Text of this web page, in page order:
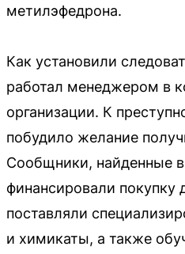
метилэфедрона.
Как установили
работал менеджером в
организации. К
побудило желание
Сообщники, найденные в
финансировали покупку
поставляли
и химикаты, а также